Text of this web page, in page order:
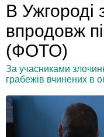
В Ужгороді
впродовж
(ФОТО)
За учасниками
грабежів вчинених в